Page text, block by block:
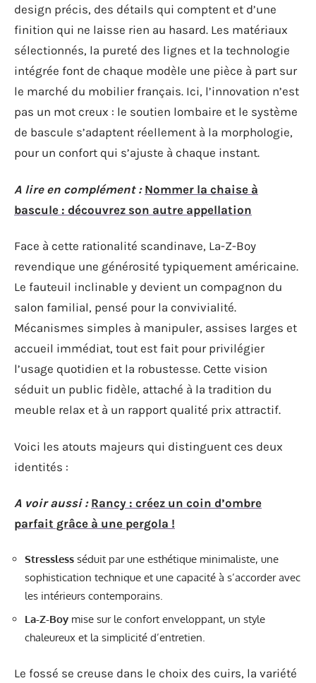
design précis, des détails qui comptent et d’une
finition qui ne laisse rien au hasard. Les matériaux
sélectionnés, la pureté des lignes et la technologie
intégrée font de chaque modèle une pièce à part sur
le marché du mobilier français. Ici, l’innovation n’est
pas un mot creux : le soutien lombaire et le système
de bascule s’adaptent réellement à la morphologie,
pour un confort qui s’ajuste à chaque instant.
A lire en complément : Nommer la chaise à
bascule : découvrez son autre appellation
Face à cette rationalité scandinave, La-Z-Boy
revendique une générosité typiquement américaine.
Le fauteuil inclinable y devient un compagnon du
salon familial, pensé pour la convivialité.
Mécanismes simples à manipuler, assises larges et
accueil immédiat, tout est fait pour privilégier
l’usage quotidien et la robustesse. Cette vision
séduit un public fidèle, attaché à la tradition du
meuble relax et à un rapport qualité prix attractif.
Voici les atouts majeurs qui distinguent ces deux
identités :
A voir aussi : Rancy : créez un coin d’ombre
parfait grâce à une pergola !
Stressless séduit par une esthétique minimaliste, une
sophistication technique et une capacité à s’accorder avec
les intérieurs contemporains.
La-Z-Boy mise sur le confort enveloppant, un style
chaleureux et la simplicité d’entretien.
Le fossé se creuse dans le choix des cuirs, la variété